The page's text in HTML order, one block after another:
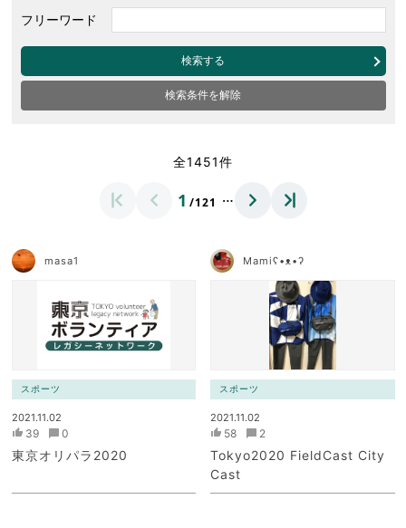
フリーワード
検索する
検索条件を解除
全1451件
1 /121 …
masa1
スポーツ
2021.11.02
39 0
東京オリパラ2020
Mamiʕ•ᴥ•ʔ
スポーツ
2021.11.02
58 2
Tokyo2020 FieldCast City
Cast